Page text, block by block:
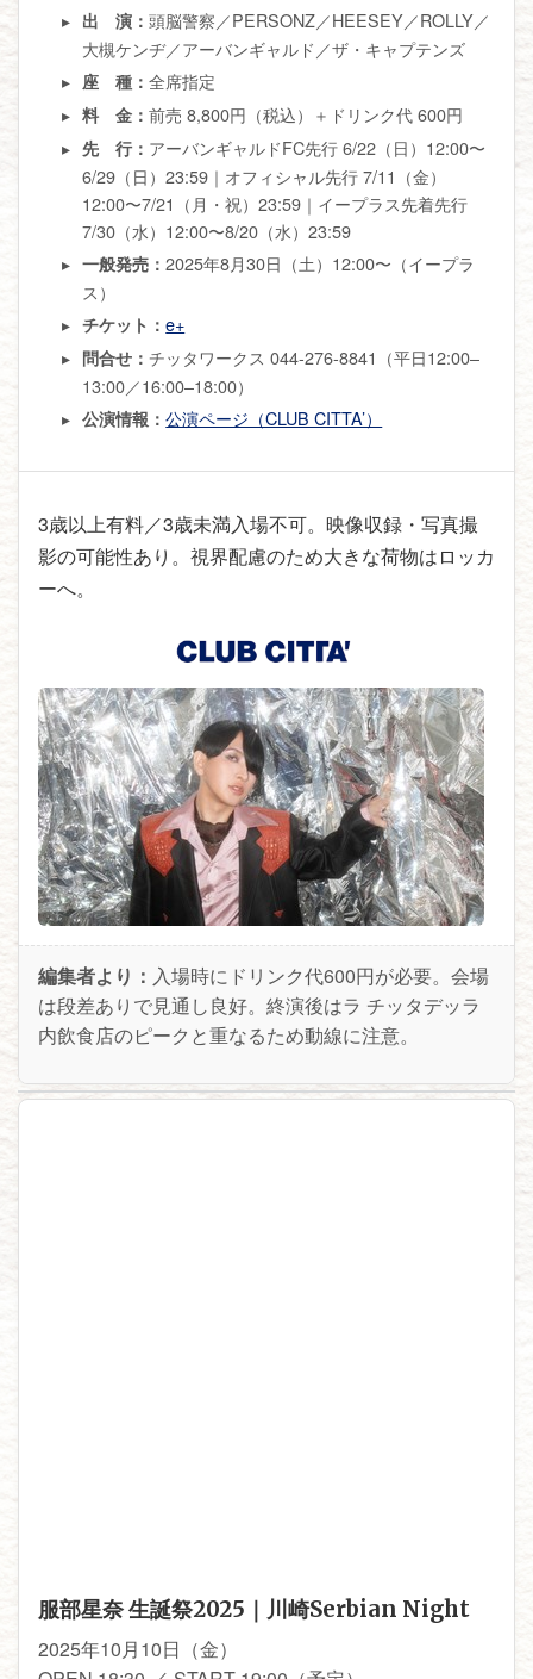
出 演：頭脳警察／PERSONZ／HEESEY／ROLLY／
大槻ケンヂ／アーバンギャルド／ザ・キャプテンズ
座 種：全席指定
料 金：前売 8,800円（税込）＋ドリンク代 600円
先 行： アーバンギャルドFC先行 6/22（日）12:00〜
6/29（日）23:59｜オフィシャル先行 7/11（金）
12:00〜7/21（月・祝）23:59｜イープラス先着先行
7/30（水）12:00〜8/20（水）23:59
一般発売：2025年8月30日（土）12:00〜（イープラ
ス）
チケット：e+
問合せ：チッタワークス 044-276-8841（平日12:00–
13:00／16:00–18:00）
公演情報：公演ページ（CLUB CITTA’）
3歳以上有料／3歳未満入場不可。映像収録・写真撮
影の可能性あり。視界配慮のため大きな荷物はロッカ
ーへ。
編集者より： 入場時にドリンク代600円が必要。会場
は段差ありで見通し良好。終演後はラ チッタデッラ
内飲食店のピークと重なるため動線に注意。
服部星奈 生誕祭2025｜川崎Serbian Night
2025年10月10日（金）